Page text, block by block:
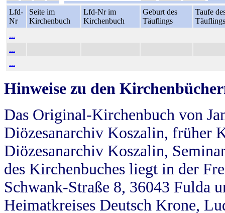
Lfd-
Nr
Seite im
Kirchenbuch
Lfd-Nr im
Kirchenbuch
Geburt des
Täuflings
Taufe
Täuflings
...
...
...
Hinweise zu den
Das Original-Kirchenbuch von
Diözesanarchiv Koszalin, früher
Diözesanarchiv Koszalin,
des Kirchenbuches liegt in der
Schwank-Straße 8, 36043 Fulda
Heimatkreises Deutsch Krone,